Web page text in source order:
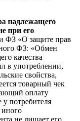
надлежащего
при его
ФЗ «О защите прав
ФЗ: «Обмен
качества
в употреблении,
свойства,
товарный чек
оплату
у потребителя
иного
не лишает его